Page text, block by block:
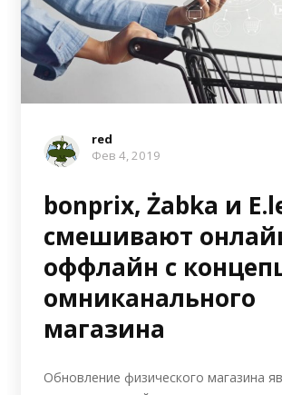
red
Фев 4, 2019
bonprix, Żabka и
смешивают
оффлайн с
омниканального
магазина
Обновление физического магазина